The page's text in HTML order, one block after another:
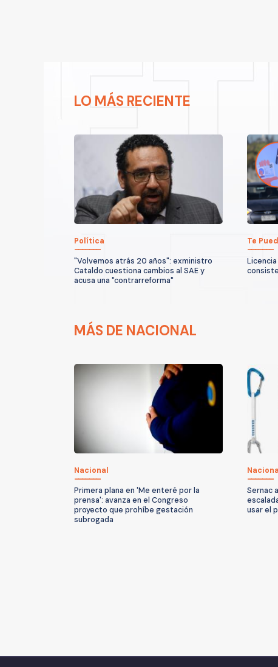
LO MÁS RECIENTE
Política
"Volvemos atrás 20 años": exministro
Cataldo cuestiona cambios al SAE y
acusa una "contrarreforma"
Te
MÁS DE NACIONAL
Nacional
Primera plana en 'Me enteré por la
prensa': avanza en el Congreso
proyecto que prohíbe gestación
subrogada
Sernac
usar el